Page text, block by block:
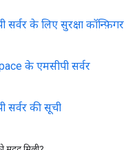
के लिए सुरक्षा कॉन्फ़िगर
के एमसीपी सर्वर
सर्वर की सूची